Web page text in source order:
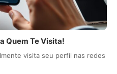
Quem Te Visita!
visita seu perfil nas redes